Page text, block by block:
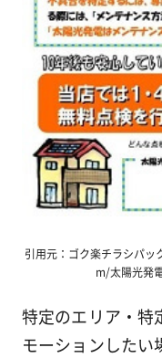
引用元：ゴク楽チラシパ
m/太陽光発
特定のエリア・特
モーションした